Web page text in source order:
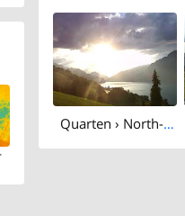
Quarten › North-west: Camping Murg - Walensee